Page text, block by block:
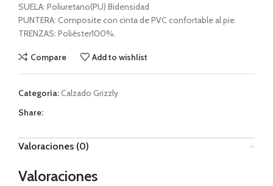
SUELA: Poliuretano(PU) Bidensidad
PUNTERA: Composite con cinta de PVC confortable al pie.
TRENZAS: Poliéster100%.
Compare Add to wishlist
Categoría:Calzado Grizzly
Share:
Valoraciones (0)
Valoraciones